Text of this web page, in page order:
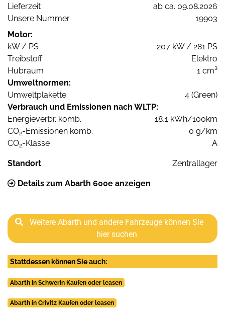
Lieferzeit
ab ca. 09.08.2026
Unsere Nummer
19903
Motor:
kW / PS
207 kW / 281 PS
Treibstoff
Elektro
Hubraum
1 cm³
Umweltnormen:
Umweltplakette
4 (Green)
Verbrauch und Emissionen nach WLTP:
Energieverbr. komb.
18,1 kWh/100km
CO2-Emissionen komb.
0 g/km
CO2-Klasse A
Standort Zentrallager
Details zum Abarth 600e anzeigen
Weitere Abarth und andere Fahrzeuge können Sie
hier suchen
Stattdessen können Sie auch:
Abarth in Schwerin Kaufen oder leasen
Abarth in Crivitz Kaufen oder leasen